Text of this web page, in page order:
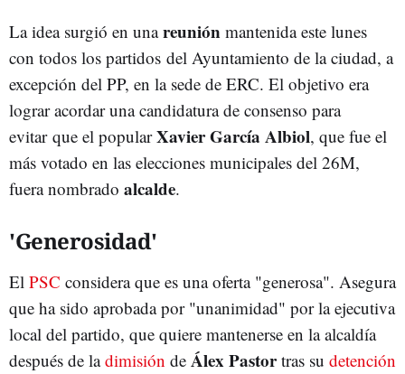
La idea surgió en unareunión mantenida este lunes
con todos los partidos del Ayuntamiento de la ciudad, a
excepción del PP, en la sede de ERC. El objetivo era
lograr acordar una candidatura de consenso para
evitar que el popularXavier García Albiol, que fue el
más votado en las elecciones municipales del 26M,
fuera nombrado alcalde.
'Generosidad'
El PSC considera que es una oferta "generosa". Asegura
que ha sido aprobada por "unanimidad" por la ejecutiva
local del partido, que quiere mantenerse en la alcaldía
después de ladimisión de Álex Pastortras su detención